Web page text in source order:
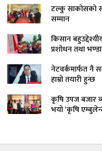
टल्कु साकोसको
सम्मान
किसान
प्रशोधन तथा
नेटवर्कमार्फत नै
हाम्रो तयारी हुन्छ
कृषि उपज बजार
भयो ‘कृषि